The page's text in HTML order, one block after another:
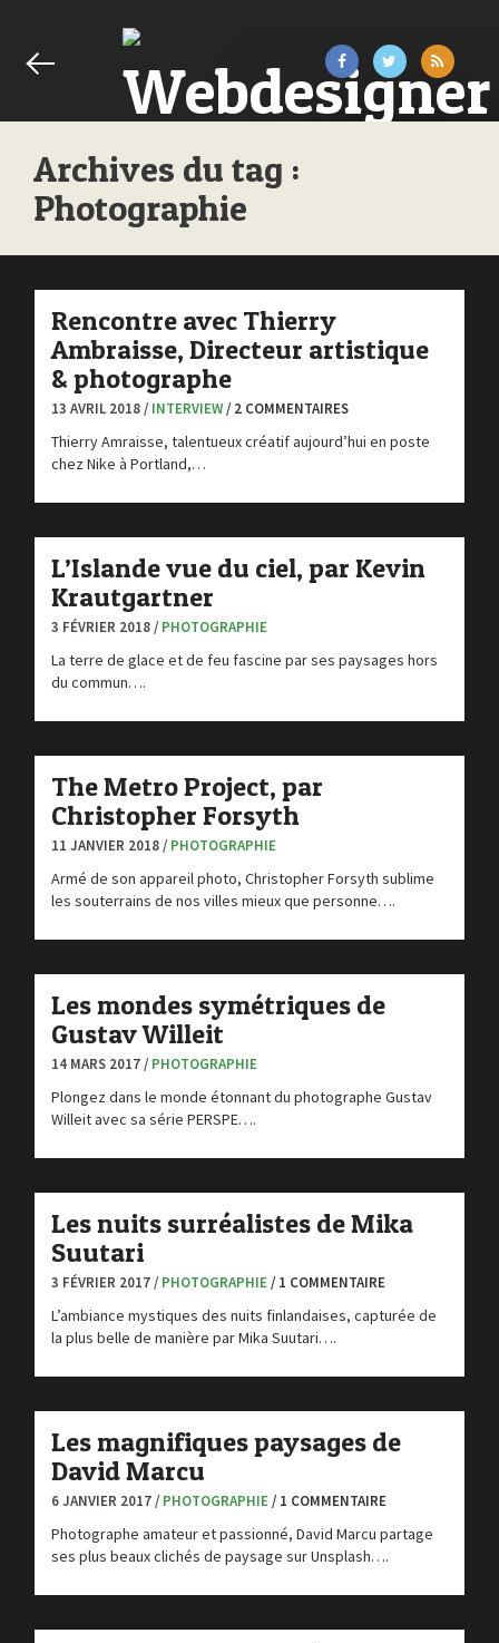
Archives du tag :
Photographie
Rencontre avec Thierry
Ambraisse, Directeur artistique
& photographe
13 AVRIL 2018 / INTERVIEW/ 2 COMMENTAIRES
Thierry Amraisse, talentueux créatif aujourd’hui en poste
chez Nike à Portland,…
L’Islande vue du ciel, par Kevin
Krautgartner
3 FÉVRIER 2018 / PHOTOGRAPHIE
La terre de glace et de feu fascine par ses paysages hors
du commun….
The Metro Project, par
Christopher Forsyth
11 JANVIER 2018 / PHOTOGRAPHIE
Armé de son appareil photo, Christopher Forsyth sublime
les souterrains de nos villes mieux que personne….
Les mondes symétriques de
Gustav Willeit
14 MARS 2017 / PHOTOGRAPHIE
Plongez dans le monde étonnant du photographe Gustav
Willeit avec sa série PERSPE….
Les nuits surréalistes de Mika
Suutari
3 FÉVRIER 2017 / PHOTOGRAPHIE/ 1 COMMENTAIRE
L’ambiance mystiques des nuits finlandaises, capturée de
la plus belle de manière par Mika Suutari….
Les magnifiques paysages de
David Marcu
6 JANVIER 2017 / PHOTOGRAPHIE/ 1 COMMENTAIRE
Photographe amateur et passionné, David Marcu partage
ses plus beaux clichés de paysage sur Unsplash….